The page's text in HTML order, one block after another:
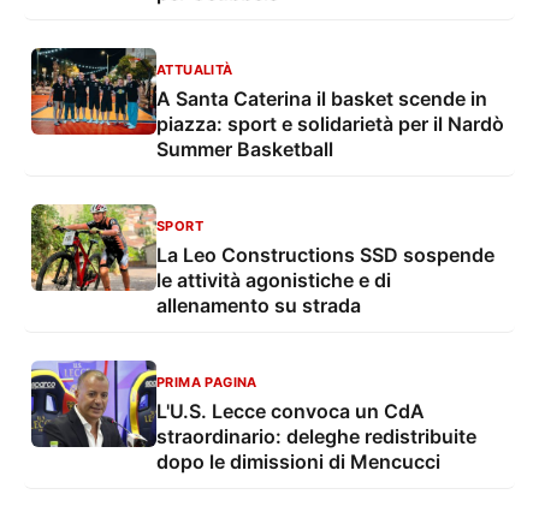
ATTUALITÀ
A Santa Caterina il basket scende in
piazza: sport e solidarietà per il Nardò
Summer Basketball
SPORT
La Leo Constructions SSD sospende
le attività agonistiche e di
allenamento su strada
PRIMA PAGINA
L'U.S. Lecce convoca un CdA
straordinario: deleghe redistribuite
dopo le dimissioni di Mencucci